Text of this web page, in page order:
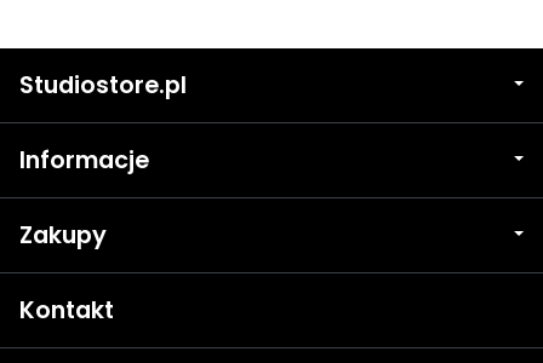
Studiostore.pl
Informacje
Zakupy
Kontakt